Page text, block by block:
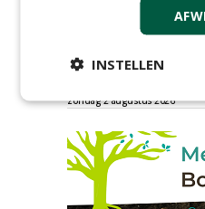
dinsdag 4 augustus 2026
Provincie Drenthe
provincie Drenthe aan
zondag 2 augustus 2026
INSTELLEN